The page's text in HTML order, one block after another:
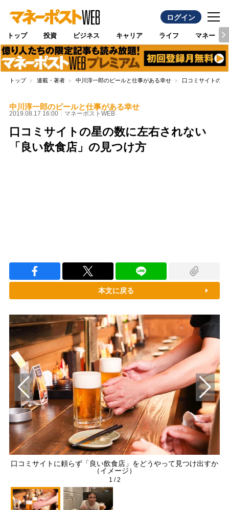
ログイン
トップ 投資 ビジネス キャリア ライフ マネー
トップ 連載・著者 中川淳一郎のビールと仕事がある幸せ 口コミサイトの
中川淳一郎のビールと仕事がある幸せ
2019.08.17 16:00 マネーポストWEB
口コミサイトの星の数に左右されない
「良い飲食店」の見つけ方
本文に戻る
口コミサイトに頼らず「良い飲食店」をどうやって見つけ出すか
（イメージ）
1 /2